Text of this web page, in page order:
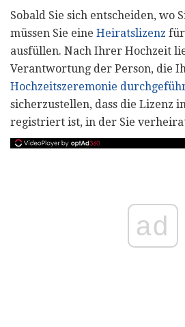
Sobald Sie sich entscheiden, wo
müssen Sie eine Heiratslizenz
ausfüllen. Nach Ihrer Hochzeit
Verantwortung der Person, die
Hochzeitszeremonie
sicherzustellen, dass die Lizenz
registriert ist, in der Sie
ad